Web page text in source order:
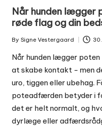
Når hunden lægger
røde flag og din
Posted
by
By Signe Vestergaard
Når hunden lægger poten
at skabe kontakt - men
uro, tiggen eller ubehag.
poteadfærden betyder i
det er helt normalt, og
dyrlæge eller